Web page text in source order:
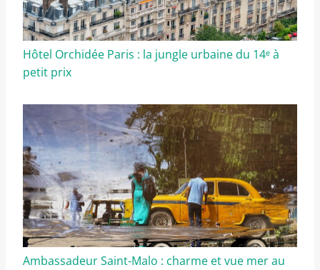
Hôtel Orchidée Paris : la jungle urbaine du 14ᵉ à
petit prix
Ambassadeur Saint-Malo : charme et vue mer au